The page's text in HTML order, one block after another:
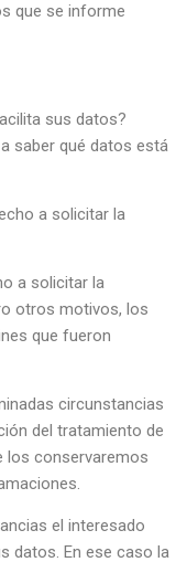
que se informe
sus datos?
saber qué datos está
a solicitar la
a solicitar la
otros motivos, los
que fueron
circunstancias
del tratamiento de
los conservaremos
el interesado
datos. En ese caso la